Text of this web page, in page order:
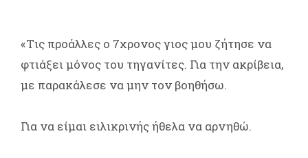
«Tις προάλλες ο 7χρονος γιος μου ζήτησε να
φτιάξει μόνος του τηγανίτες. Για την ακρίβεια,
με παρακάλεσε να μην τον βοηθήσω.
Για να είμαι ειλικρινής ήθελα να αρνηθώ.